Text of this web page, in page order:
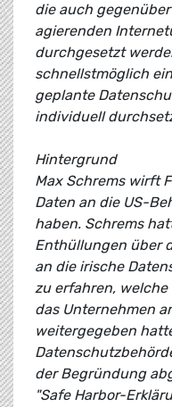
die auch
agierenden
durchgesetzt
schnellstmöglich
geplante
individuell
Hintergrund
Max Schrems wirft
Daten an die US-
haben. Schrems
Enthüllungen über
an die irische
zu erfahren,
das Unternehmen
weitergegeben
der Begründung
"Safe Harbor-